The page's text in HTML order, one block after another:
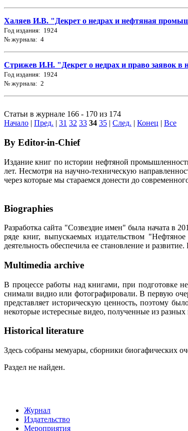
Халяев И.В. "Декрет о недрах и нефтяная
Год издания: 1924
№ журнала: 4
Стрижев И.Н. "Декрет о недрах и право заявок в
Год издания: 1924
№ журнала: 2
Статьи в журнале 166 - 170 из 174
Начало | Пред. | 31 32 33 34 35 | След. | Конец | Все
By Editor-in-Chief
Издание книг по истории нефтяной
лет. Несмотря на научно-техническую
через которые мы стараемся донести до
Biographies
Разработка сайта "Созвездие имен" была начата в
ряде книг, выпускаемых издательством
деятельность обеспечила ее становление и
Multimedia archive
В процессе работы над книгами, при подготовке
снимали видио или фотографировали. В первую
представляет историческую ценность, поэтому
некоторые истересные видео, полученные из
Historical literature
Здесь собраны мемуары, сборники биогафических
Раздел не найден.
Журнал
Издательство
Мероприятия